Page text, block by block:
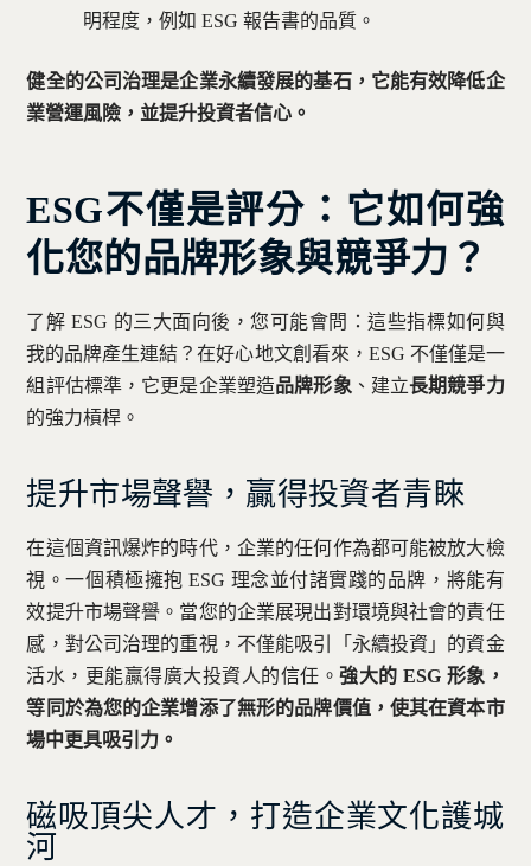
明程度，例如 ESG 報告書的品質。
健全的公司治理是企業永續發展的基石，它能有效降低企
業營運風險，並提升投資者信心。
ESG不僅是評分：它如何強
化您的品牌形象與競爭力？
了解 ESG 的三大面向後，您可能會問：這些指標如何與
我的品牌產生連結？在好心地文創看來，ESG 不僅僅是一
組評估標準，它更是企業塑造品牌形象 、建立長期競爭力
的強力槓桿。
提升市場聲譽，贏得投資者青睞
在這個資訊爆炸的時代，企業的任何作為都可能被放大檢
視。一個積極擁抱 ESG 理念並付諸實踐的品牌，將能有
效提升市場聲譽。當您的企業展現出對環境與社會的責任
感，對公司治理的重視，不僅能吸引「永續投資」的資金
活水，更能贏得廣大投資人的信任。強大的 ESG 形象，
等同於為您的企業增添了無形的品牌價值，使其在資本市
場中更具吸引力。
磁吸頂尖人才，打造企業文化護城
河